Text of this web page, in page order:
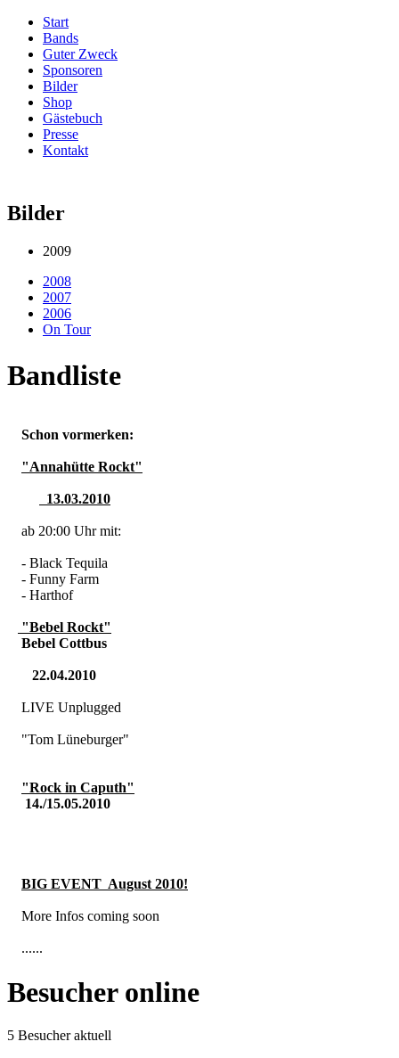
Start
Bands
Guter Zweck
Sponsoren
Bilder
Shop
Gästebuch
Presse
Kontakt
Bilder
2009
2008
2007
2006
On Tour
Bandliste
Schon vormerken:
"Annahütte Rockt"
13.03.2010
ab 20:00 Uhr mit:
- Black Tequila
- Funny Farm
- Harthof
"Bebel Rockt"
Bebel Cottbus
22.04.2010
LIVE Unplugged
"Tom Lüneburger"
"Rock in Caputh"
14./15.05.2010
BIG EVENT August 2010!
More Infos coming soon
......
Besucher online
5 Besucher aktuell